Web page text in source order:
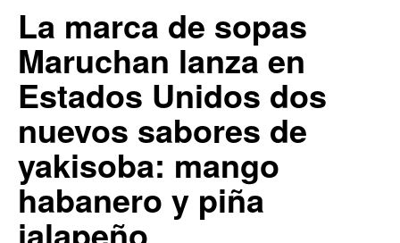
La marca de sopas
Maruchan lanza en
Estados Unidos dos
nuevos sabores de
yakisoba: mango
habanero y piña